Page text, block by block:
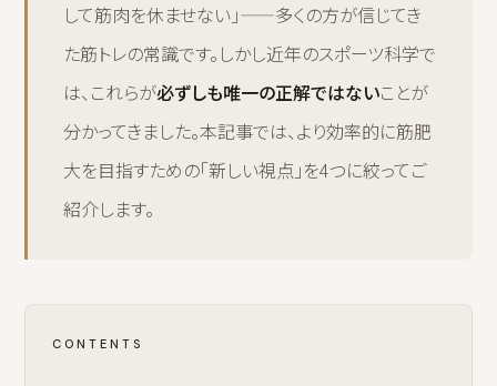
して筋肉を休ませない」——多くの方が信じてき
た筋トレの常識です。しかし近年のスポーツ科学で
は、これらが必ずしも唯一の正解ではないことが
分かってきました。本記事では、より効率的に筋肥
大を目指すための「新しい視点」を4つに絞ってご
紹介します。
CONTENTS